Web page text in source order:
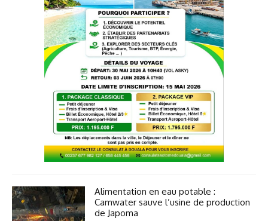
Alimentation en eau potable :
Camwater sauve l’usine de production
de Japoma